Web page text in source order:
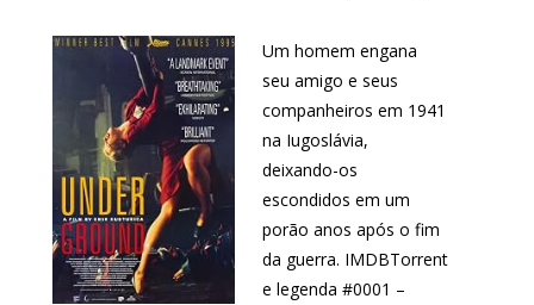
Um homem engana
seu amigo e seus
companheiros em 1941
na Iugoslávia,
deixando-os
escondidos em um
porão anos após o fim
da guerra. IMDBTorrent
e legenda #0001 –